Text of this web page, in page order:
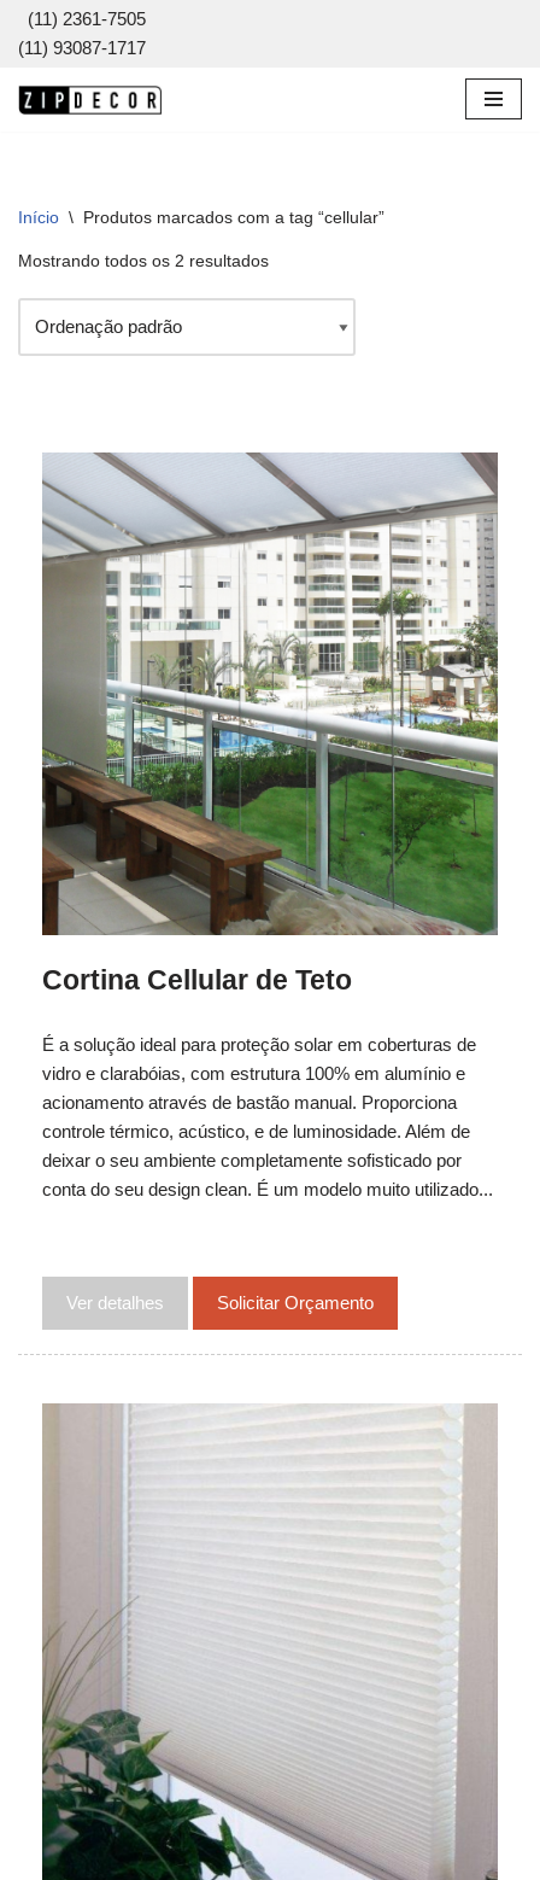
Pular
para
(11) 2361-7505
(11) 93087-1717
Início \ Produtos marcados com a tag “cellular”
Mostrando todos os 2 resultados
Cortina Cellular de Teto
É a solução ideal para proteção solar em coberturas de
vidro e clarabóias, com estrutura 100% em alumínio e
acionamento através de bastão manual. Proporciona
controle térmico, acústico, e de luminosidade. Além de
deixar o seu ambiente completamente sofisticado por
conta do seu design clean. É um modelo muito utilizado...
Ver detalhes Solicitar Orçamento